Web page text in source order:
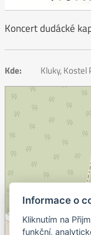
Koncert dudácké
Kde: Kluky, Kostel
Informace o
Kliknutím na
funkční,